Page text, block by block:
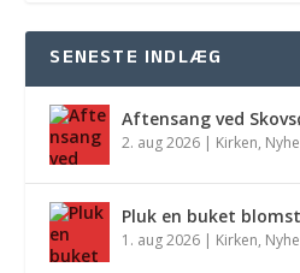
SENESTE INDLÆG
Aftensang ved
2. aug 2026 | Kirken,
Pluk en buket
1. aug 2026 | Kirken,